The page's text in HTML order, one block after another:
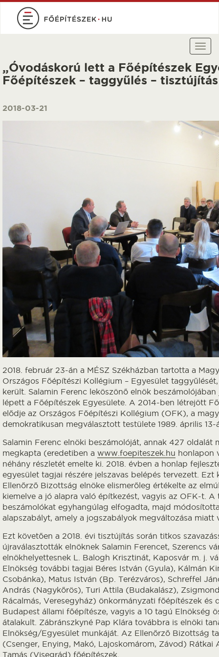
Ugrás
tartalomra
„Óvodáskorú lett a Főépítészek
Főépítészek – taggyűlés –
2018-03-21
2018. február 23-án a MÉSZ Székházban tartotta a
Országos Főépítészi Kollégium – Egyesület
került. Salamin Ferenc leköszönő elnök
lépett a Főépítészek Egyesülete. A 2014-ben létrejött
elődje az Országos Főépítészi Kollégium (OFK), a
demokratikusan megválasztott testülete 1989. április 13-
Salamin Ferenc elnöki beszámolóját, annak 427 oldalát
megkapta (eredetiben a www.foepiteszek.hu honlapon
néhány részletét emelte ki. 2018. évben a honlap
egyesület tagjai részére jelszavas belépés tervezett.
Ellenőrző Bizottság elnöke elismerőleg értékelte az
kiemelve a jó alapra való építkezést, vagyis az OFK-t. A
beszámolókat egyhangúlag elfogadta, majd
alapszabályt, amely a jogszabályok megváltozása miatt
Ezt követően a 2018. évi tisztújítás során titkos
újraválasztották elnöknek Salamin Ferencet, Szerencs
elnökhelyettesnek L. Balogh Krisztinát, Kaposvár m. j.
Elnökség további tagjai Béres István (Gyula), Kálmán
Csobánka), Matus István (Bp. Terézváros), Schreffel
András (Nagykőrös), Turi Attila (Budakalász),
Rácalmás, Veresegyház) önkormányzati főépítészek és
Budapest állami főépítésze, vagyis a 10 tagú Elnökség
átalakult. Zábránszkyné Pap Klára továbbra is elnöki
Elnökség/Egyesület munkáját. Az Ellenőrző Bizottság
(Csenger, Enying, Makó, Lajoskomárom, Závod) Rátkai
Tamás (Visegrád) főépítészek.